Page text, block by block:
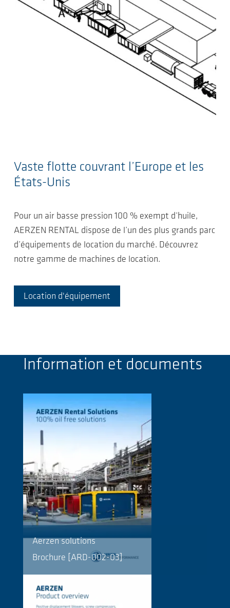
Vaste flotte couvrant l’Europe et les
États-Unis
Pour un air basse pression 100 % exempt d’huile,
AERZEN RENTAL dispose de l’un des plus grands parc
d’équipements de location du marché. Découvrez
notre gamme de machines de location.
Location d'équipement
Information et documents
Aerzen solutions
Brochure [ARD-002-03]